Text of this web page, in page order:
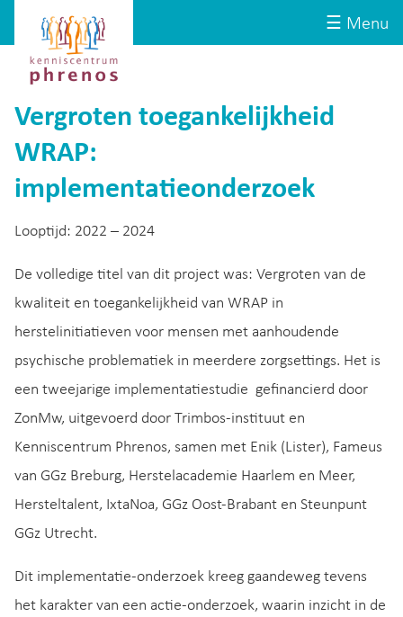
☰ Menu
Kenniscentrum
Phrenos
website
Vergroten toegankelijkheid
WRAP:
implementatieonderzoek
Looptijd: 2022 – 2024
De volledige titel van dit project was: Vergroten van de
kwaliteit en toegankelijkheid van WRAP in
herstelinitiatieven voor mensen met aanhoudende
psychische problematiek in meerdere zorgsettings. Het is
een tweejarige implementatiestudie gefinancierd door
ZonMw, uitgevoerd door Trimbos-instituut en
Kenniscentrum Phrenos, samen met Enik (Lister), Fameus
van GGz Breburg, Herstelacademie Haarlem en Meer,
Hersteltalent, IxtaNoa, GGz Oost-Brabant en Steunpunt
GGz Utrecht.
Dit implementatie-onderzoek kreeg gaandeweg tevens
het karakter van een actie-onderzoek, waarin inzicht in de